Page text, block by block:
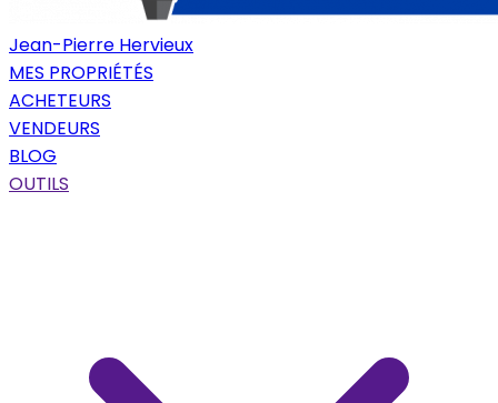
Jean-Pierre Hervieux
MES PROPRIÉTÉS
ACHETEURS
VENDEURS
BLOG
OUTILS